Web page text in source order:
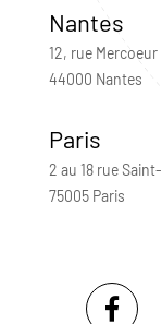
Nantes
12, rue Mercoeur
44000 Nantes
Paris
2 au 18 rue
75005 Paris